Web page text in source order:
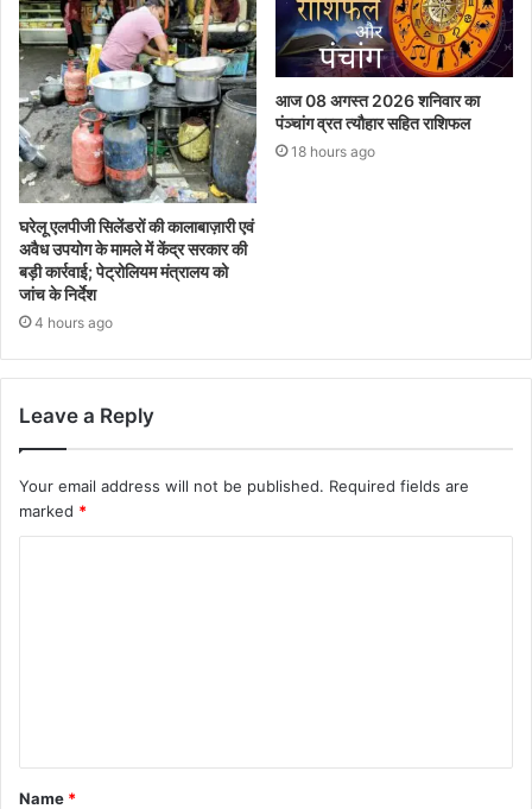
घरेलू एलपीजी सिलेंडरों की कालाबाज़ारी एवं
अवैध उपयोग के मामले में केंद्र सरकार की
बड़ी कार्रवाई; पेट्रोलियम मंत्रालय को
जांच के निर्देश
4 hours ago
आज 08 अगस्त 2026‌ शनिवार का
पंञ्चांग व्रत त्यौहार सहित राशिफल
18 hours ago
Leave a Reply
Your email address will not be published. Required fields are
marked *
Name *